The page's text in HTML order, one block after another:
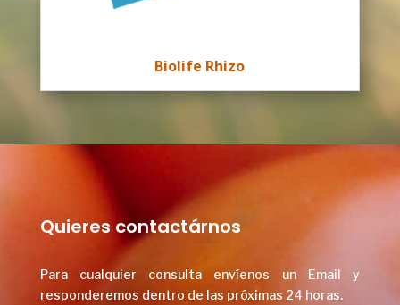
Biolife Rhizo
Quieres contactárnos
Para cualquier consulta envíenos un Email y
responderemos dentro de las próximas 24 horas.